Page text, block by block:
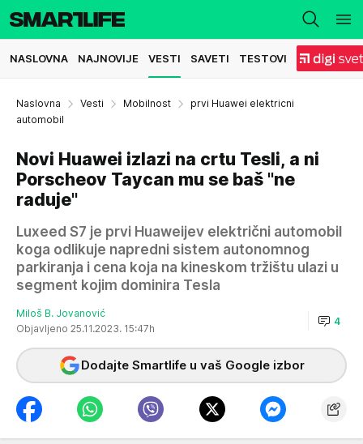
NASLOVNA NAJNOVIJE VESTI SAVETI TESTOVI
Naslovna Vesti Mobilnost
prvi Huawei elektricni
automobil
Novi Huawei izlazi na crtu Tesli, a ni
Porscheov Taycan mu se baš "ne
raduje"
Luxeed S7 je prvi Huaweijev električni automobil
koga odlikuje napredni sistem autonomnog
parkiranja i cena koja na kineskom tržištu ulazi u
segment kojim dominira Tesla
Miloš B. Jovanović
Objavljeno 25.11.2023. 15:47h
4
Dodajte Smartlife u vaš Google izbor